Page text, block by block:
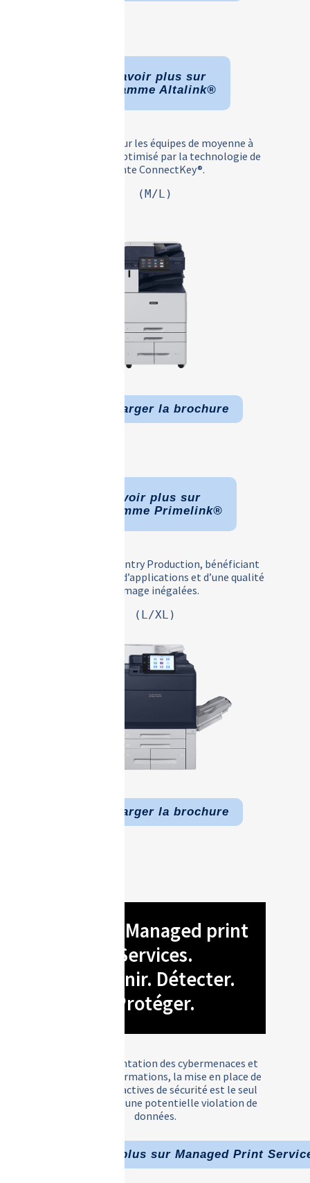
En savoir plus sur
La gamme Altalink®
L’assistant pour les équipes de moyenne à
grande taille, optimisé par la technologie de
pointe ConnectKey®.
(M/L)
Télécharger la brochure
En savoir plus sur
La gamme Primelink®
L’imprimante Entry Production, bénéficiant
d’une flexibilité d’applications et d’une qualité
d’image inégalées.
(L/XL)
Télécharger la brochure
Xerox® Managed print
Services.
Prévenir. Détecter.
Protéger.
Face à l’augmentation des cybermenaces et
des fuites d’informations, la mise en place de
stratégies proactives de sécurité est le seul
moyen d’éviter une potentielle violation de
données.
En savoir plus sur Managed Print